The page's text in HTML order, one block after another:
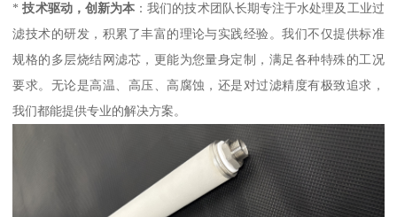
*技术驱动，创新为本 ：我们的技术团队长期专注于水处理及工业过
滤技术的研发，积累了丰富的理论与实践经验。我们不仅提供标准
规格的多层烧结网滤芯，更能为您量身定制，满足各种特殊的工况
要求。无论是高温、高压、高腐蚀，还是对过滤精度有极致追求，
我们都能提供专业的解决方案。